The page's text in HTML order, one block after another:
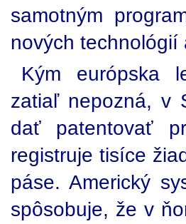
samotným
nových
Kým európska
zatiaľ nepozná, v
dať patentovať
registruje tisíce
páse. Americký
spôsobuje, že v